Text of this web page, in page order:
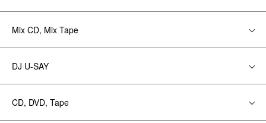
Mix CD, Mix Tape
DJ U-SAY
CD, DVD, Tape